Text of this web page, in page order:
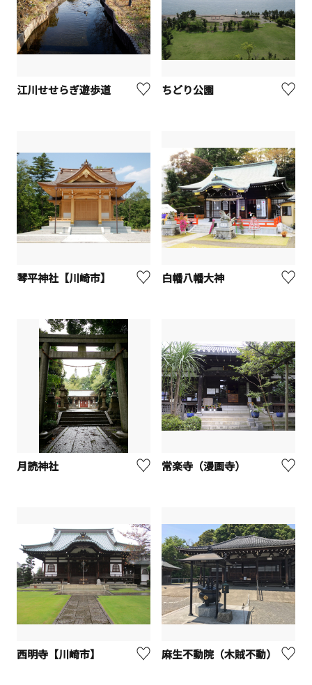
江川せせらぎ遊歩道 ちどり公園
琴平神社【川崎市】 白幡八幡大神
月読神社 常楽寺（漫画寺）
西明寺【川崎市】 麻生不動院（木賊不動）